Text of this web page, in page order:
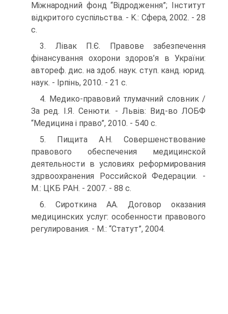
Міжнародний фонд “Відродження”; Інститут
відкри­того суспільства. - K.: Сфера, 2002. - 28
с.
3. Лівак П.Є. Правове забезпечення
фінансування охорони здоров’я в України:
автореф. дис. на здоб. наук. ступ. канд. юрид.
наук. - Ірпінь, 2010. - 21 с.
4. Медико-правовий тлумачний словник /
За ред. І.Я. Сенюти. - Львів: Вид-во ЛОБФ
“Медицина і право”, 2010. - 540 с.
5. Пищита А.Н. Совершенствование
правового обеспечения медицин­ской
деятельности в условиях реформирования
здрвоохранения Россий­ской Федерации. -
М.: ЦКБ РАН. - 2007. - 88 с.
6. Сироткина АА. Договор оказания
медицинских услуг: особеннос­ти правового
регулирования. - М.: “Статут”, 2004.